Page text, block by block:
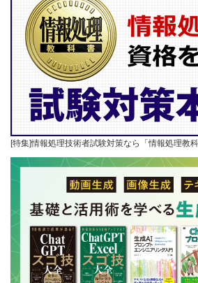
[特集]情報処理技術者試験対策なら「情報処理教科